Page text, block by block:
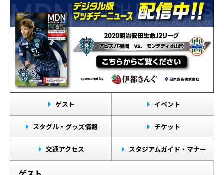
ゲスト イベント
スタグル・グッズ情報 チケット
交通アクセス スタジアムガイド・マナー